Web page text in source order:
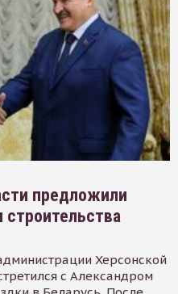
предложили
Херсонской
с Александром